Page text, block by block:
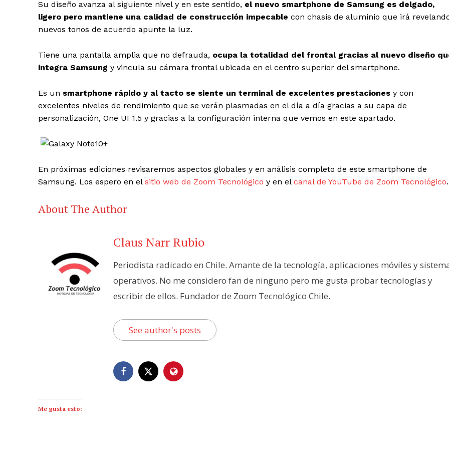
Su diseño avanza al siguiente nivel y en este sentido, el nuevo smartphone de Samsung es delgado,
ligero pero mantiene una calidad de construcción impecable con chasis de aluminio que irá
nuevos tonos de acuerdo apunte la luz.
Tiene una pantalla amplia que no defrauda, ocupa la totalidad del frontal gracias al nuevo diseño
integra Samsung y vincula su cámara frontal ubicada en el centro superior del smartphone.
Es un smartphone rápido y al tacto se siente un terminal de excelentes prestaciones y con
excelentes niveles de rendimiento que se verán plasmadas en el día a día gracias a su capa de
personalización, One UI 1.5 y gracias a la configuración interna que vemos en este apartado.
En próximas ediciones revisaremos aspectos globales y en análisis completo de este smartphone de
Samsung. Los espero en el sitio web de Zoom Tecnológico y en el canal de YouTube de Zoom Tecnológico.
About The Author
Claus Narr Rubio
Periodista radicado en Chile. Amante de la tecnología, aplicaciones móviles y
operativos. No me considero fan de ninguno pero me gusta probar tecnologías y
escribir de ellos. Fundador de Zoom Tecnológico Chile.
See author's posts
Me gusta esto: